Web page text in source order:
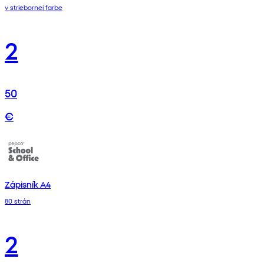
v striebornej farbe
2
50
€
Zápisník A4
80 strán
2